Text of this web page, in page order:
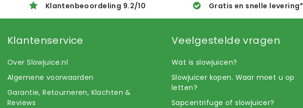
Klantenbeoordeling 9.2/10 Gratis en snelle levering*
Klantenservice
Over Slowjuice.nl
Algemene voorwaarden
Garantie, Retourneren, Klachten &
Reviews
Veelgestelde vragen
Wat is slowjuicen?
Slowjuicer kopen. Waar moet u op
letten?
Sapcentrifuge of slowjuicer?